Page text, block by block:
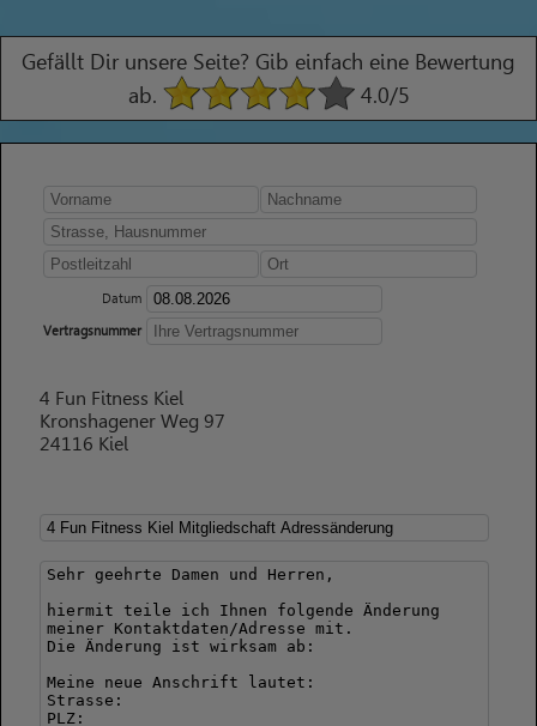
Gefällt Dir unsere Seite? Gib einfach eine Bewertung
ab.
4.0/5
Datum
Vertragsnummer
4 Fun Fitness Kiel
Kronshagener Weg 97
24116 Kiel